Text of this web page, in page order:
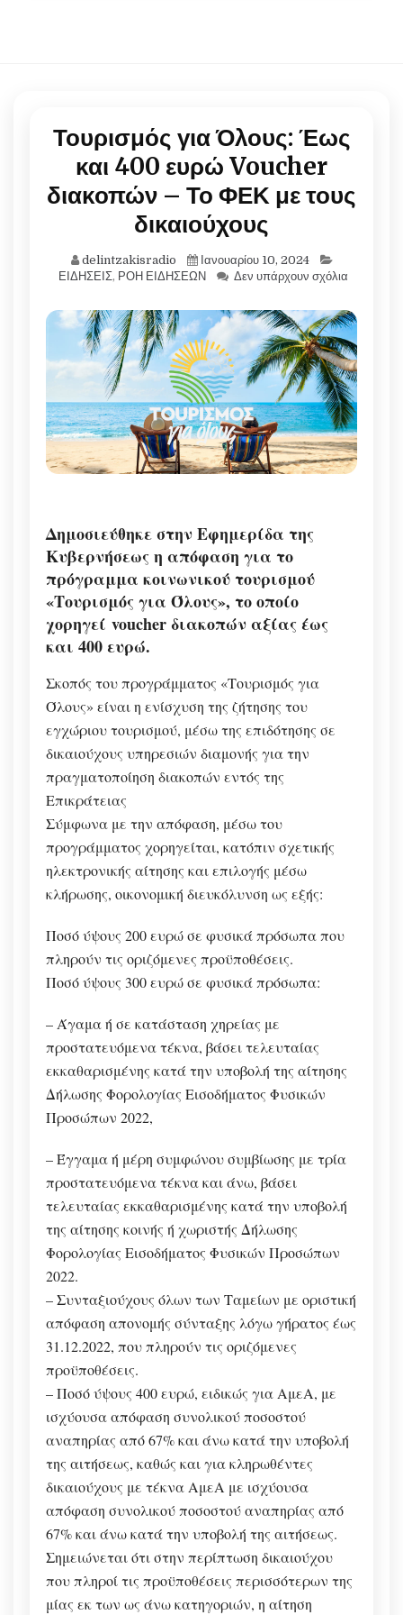
Τουρισμός για Όλους: Έως
και 400 ευρώ Voucher
διακοπών – Το ΦΕΚ με τους
δικαιούχους
delintzakisradio
Ιανουαρίου 10, 2024
ΕΙΔΗΣΕΙΣ, ΡΟΗ ΕΙΔΗΣΕΩΝ Δεν υπάρχουν σχόλια
Δημοσιεύθηκε στην Εφημερίδα της
Κυβερνήσεως η απόφαση για το
πρόγραμμα κοινωνικού τουρισμού
«Τουρισμός για Όλους», το οποίο
χορηγεί voucher διακοπών αξίας έως
και 400 ευρώ.
Σκοπός του προγράμματος «Τουρισμός για
Όλους» είναι η ενίσχυση της ζήτησης του
εγχώριου τουρισμού, μέσω της επιδότησης σε
δικαιούχους υπηρεσιών διαμονής για την
πραγματοποίηση διακοπών εντός της
Επικράτειας
Σύμφωνα με την απόφαση, μέσω του
προγράμματος χορηγείται, κατόπιν σχετικής
ηλεκτρονικής αίτησης και επιλογής μέσω
κλήρωσης, οικονομική διευκόλυνση ως εξής:
Ποσό ύψους 200 ευρώ σε φυσικά πρόσωπα που
πληρούν τις οριζόμενες προϋποθέσεις.
Ποσό ύψους 300 ευρώ σε φυσικά πρόσωπα:
– Άγαμα ή σε κατάσταση χηρείας με
προστατευόμενα τέκνα, βάσει τελευταίας
εκκαθαρισμένης κατά την υποβολή της αίτησης
Δήλωσης Φορολογίας Εισοδήματος Φυσικών
Προσώπων 2022,
– Έγγαμα ή μέρη συμφώνου συμβίωσης με τρία
προστατευόμενα τέκνα και άνω, βάσει
τελευταίας εκκαθαρισμένης κατά την υποβολή
της αίτησης κοινής ή χωριστής Δήλωσης
Φορολογίας Εισοδήματος Φυσικών Προσώπων
2022.
– Συνταξιούχους όλων των Ταμείων με οριστική
απόφαση απονομής σύνταξης λόγω γήρατος έως
31.12.2022, που πληρούν τις οριζόμενες
προϋποθέσεις.
– Ποσό ύψους 400 ευρώ, ειδικώς για ΑμεΑ, με
ισχύουσα απόφαση συνολικού ποσοστού
αναπηρίας από 67% και άνω κατά την υποβολή
της αιτήσεως, καθώς και για κληρωθέντες
δικαιούχους με τέκνα ΑμεΑ με ισχύουσα
απόφαση συνολικού ποσοστού αναπηρίας από
67% και άνω κατά την υποβολή της αιτήσεως.
Σημειώνεται ότι στην περίπτωση δικαιούχου
που πληροί τις προϋποθέσεις περισσότερων της
μίας εκ των ως άνω κατηγοριών, η αίτηση